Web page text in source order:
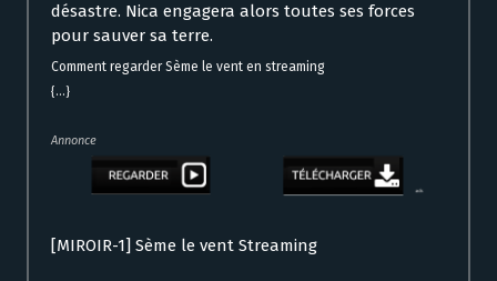
désastre. Nica engagera alors toutes ses forces
pour sauver sa terre.
Comment regarder Sème le vent en streaming
{...}
Annonce
[MIROIR-1] Sème le vent Streaming